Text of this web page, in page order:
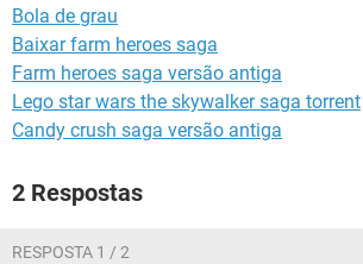
Bola de grau
Baixar farm heroes saga
Farm heroes saga versão antiga
Lego star wars the skywalker saga torrent
Candy crush saga versão antiga
2 Respostas
RESPOSTA 1 / 2